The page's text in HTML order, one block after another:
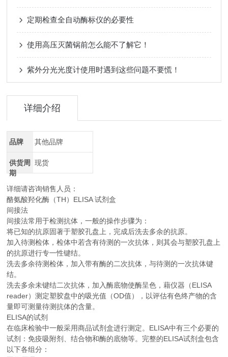
定期检查全自动酶标仪的必要性
使用高压灭菌锅前怎么能不了解它！
紫外分光光度计使用时遇到这些问题不要慌！
详细介绍
品牌 其他品牌
供货周
期
现货
详细请咨询销售人员：
酪氨酸羟化酶（TH）ELISA 试剂盒
间接法
间接法常用于检测抗体，一般的操作步骤为：
将已知的抗原固著于塑胶孔盘上，完成后洗去多余的抗原。
加入待测检体，检体中若含有待测的一次抗体，则其会与塑胶孔盘上
的抗原进行专一性键结。
洗去多余待测检体，加入带有酶的二次抗体，与待测的一次抗体键
结。
洗去多余未键结二次抗体，加入酶底物使酶呈色，藉仪器（ELISA
reader）测定塑胶盘中的吸光值（OD值），以评估有色终产物的含
量即可测量待测抗体的含量。
ELISA的试剂
在临床检验中一般采用商品试剂盒进行测定。ELISA中有三个必要的
试剂：免疫吸附剂、结合物和酶的底物等。完整的ELISA试剂盒包含
以下各组分：